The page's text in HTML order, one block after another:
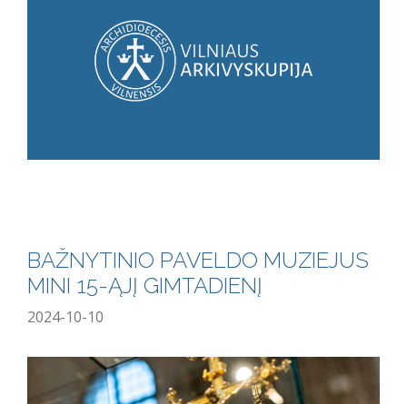
BAŽNYTINIO PAVELDO MUZIEJUS
MINI 15-ĄJĮ GIMTADIENĮ
2024-10-10